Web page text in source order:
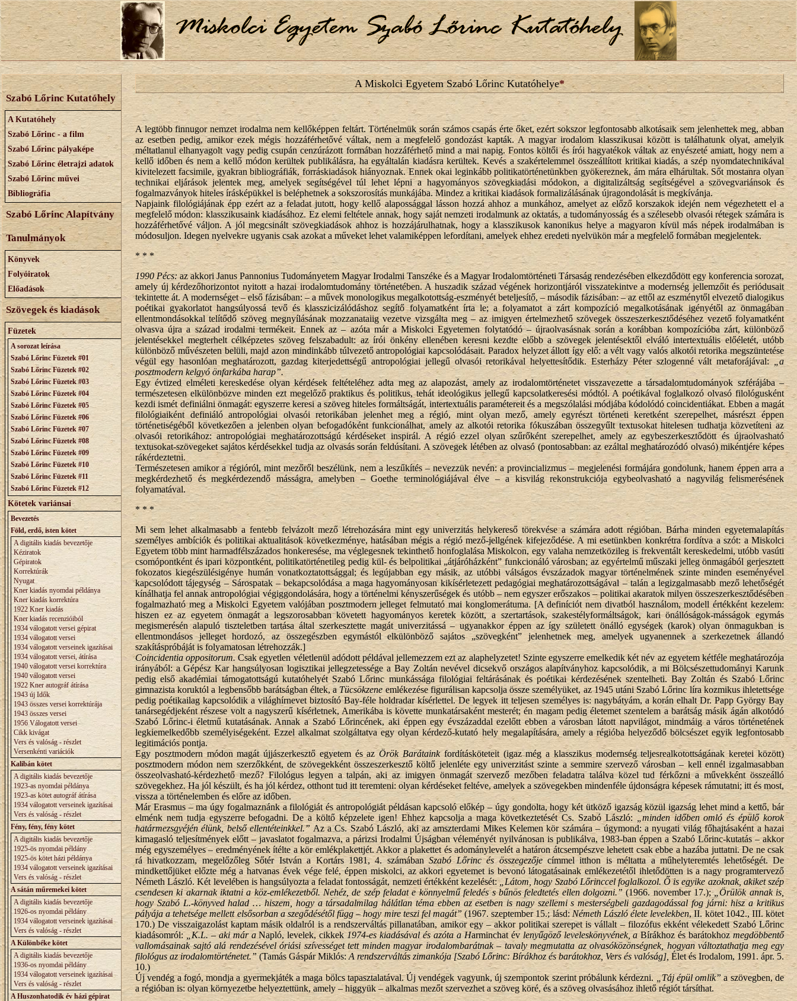
Szabó Lőrinc Kutatóhely
A Kutatóhely
Szabó Lőrinc - a film
Szabó Lőrinc pályaképe
Szabó Lőrinc életrajzi adatok
Szabó Lőrinc művei
Bibliográfia
Szabó Lőrinc Alapítvány
Tanulmányok
Könyvek
Folyóiratok
Előadások
Szövegek és kiadások
Füzetek
A sorozat leírása
Szabó Lőrinc Füzetek #01
Szabó Lőrinc Füzetek #02
Szabó Lőrinc Füzetek #03
Szabó Lőrinc Füzetek #04
Szabó Lőrinc Füzetek #05
Szabó Lőrinc Füzetek #06
Szabó Lőrinc Füzetek #07
Szabó Lőrinc Füzetek #08
Szabó Lőrinc Füzetek #09
Szabó Lőrinc Füzetek #10
Szabó Lőrinc Füzetek #11
Szabó Lőrinc Füzetek #12
Kötetek variánsai
Bevezetés
Föld, erdő, isten kötet
A digitális kiadás bevezetője
Kéziratok
Gépiratok
Korrektúrák
Nyugat
Kner kiadás nyomdai példánya
Kner kiadás korrektúra
1922 Kner kiadás
Kner kiadás recenzióiból
1934 válogatott versei gépirat
1934 válogatott versei
1934 válogatott verseinek igazításai
1934 válogatott versei, átírása
1940 válogatott versei korrektúra
1940 válogatott versei
1922 Kner autográf átírása
1943 új Idők
1943 összes versei korrektúrája
1943 összes versei
1956 Válogatott versei
Cikk kivágat
Vers és valóság - részlet
Versenkénti variációk
Kalibán kötet
A digitális kiadás bevezetője
1923-as nyomdai példánya
1923-as kötet autográf átírása
1934 válogatott verseinek igazításai
Vers és valóság - részlet
Fény, fény, fény kötet
A digitális kiadás bevezetője
1925-ös nyomdai példány
1925-ös kötet házi példánya
1934 válogatott verseinek igazításai
Vers és valóság - részlet
A sátán műremekei kötet
A digitális kiadás bevezetője
1926-os nyomdai példány
1934 válogatott verseinek igazításai
Vers és valóság - részlet
A Különbéke kötet
A digitális kiadás bevezetője
1936-os nyomdai példány
1934 válogatott verseinek igazításai
Vers és valóság - részlet
A Huszonhatodik év házi gépirat
A Miskolci Egyetem Szabó Lőrinc Kutatóhelye*
A legtöbb finnugor nemzet irodalma nem kellőképpen feltárt. Történelmük során számos csapás érte őket, ezért sokszor legfontosabb alkotásaik sem jelenhettek meg, abban
az esetben pedig, amikor ezek mégis hozzáférhetővé váltak, nem a megfelelő gondozást kapták. A magyar irodalom klasszikusai között is találhatunk olyat, amelyik
méltatlanul elhanyagolt vagy pedig csupán cenzúrázott formában hozzáférhető mind a mai napig. Fontos költői és írói hagyatékok váltak az enyészeté amiatt, hogy nem a
kellő időben és nem a kellő módon kerültek publikálásra, ha egyáltalán kiadásra kerültek. Kevés a szakértelemmel összeállított kritikai kiadás, a szép nyomdatechnikával
kivitelezett facsimile, gyakran bibliográfiák, forráskiadások hiányoznak. Ennek okai leginkább politikatörténetünkben gyökereznek, ám mára elhárultak. Sőt mostanra olyan
technikai eljárások jelentek meg, amelyek segítségével túl lehet lépni a hagyományos szövegkiadási módokon, a digitalizáltság segítségével a szövegvariánsok és
fogalmazványok hiteles írásképükkel is beléphetnek a sokszorosítás munkájába. Mindez a kritikai kiadások formalizálásának újragondolását is megkívánja.
Napjaink filológiájának épp ezért az a feladat jutott, hogy kellő alapossággal lásson hozzá ahhoz a munkához, amelyet az előző korszakok idején nem végezhetett el a
megfelelő módon: klasszikusaink kiadásához. Ez elemi feltétele annak, hogy saját nemzeti irodalmunk az oktatás, a tudományosság és a szélesebb olvasói rétegek számára is
hozzáférhetővé váljon. A jól megcsinált szövegkiadások ahhoz is hozzájárulhatnak, hogy a klasszikusok kanonikus helye a magyaron kívül más népek irodalmában is
módosuljon. Idegen nyelvekre ugyanis csak azokat a műveket lehet valamiképpen lefordítani, amelyek ehhez eredeti nyelvükön már a megfelelő formában megjelentek.
* * *
1990 Pécs:az akkori Janus Pannonius Tudományetem Magyar Irodalmi Tanszéke és a Magyar Irodalomtörténeti Társaság rendezésében elkezdődött egy konferencia sorozat,
amely új kérdezőhorizontot nyitott a hazai irodalomtudomány történetében. A huszadik század végének horizontjáról visszatekintve a modernség jellemzőit és periódusait
tekintette át. A modernséget – első fázisában: – a művek monologikus megalkotottság-eszményét beteljesítő, – második fázisában: – az ettől az eszménytől elvezető dialogikus
poétikai gyakorlatot hangsúlyossá tevő és klasszicizálódáshoz segítő folyamatként írta le; a folyamatot a zárt kompozíció megalkotásának igényétől az önmagában
ellentmondásokkal telítődő szöveg megnyílásának mozzanataiig vezetve vizsgálta meg – az imigyen értelmezhető szövegek összeszerkesztődéséhez vezető folyamatként
olvasva újra a század irodalmi termékeit. Ennek az – azóta már a Miskolci Egyetemen folytatódó – újraolvasásnak során a korábban kompozícióba zárt, különböző
jelentésekkel megterhelt célképzetes szöveg felszabadult: az írói önkény ellenében keresni kezdte előbb a szövegek jelentésektől elváló intertextuális előéletét, utóbb
különböző művészeten belüli, majd azon mindinkább túlvezető antropológiai kapcsolódásait. Paradox helyzet állott így elő: a vélt vagy valós alkotói retorika megszüntetése
végül egy hasonlóan meghatározott, gazdag kiterjedettségű antropológiai jellegű olvasói retorikával helyettesítődik. Esterházy Péter szlogenné vált metaforájával: „a
posztmodern kelgyó önfarkába harap”.
Egy évtized elméleti kereskedése olyan kérdések feltételéhez adta meg az alapozást, amely az irodalomtörténetet visszavezette a társadalomtudományok szférájába –
természetesen elkülönbözve minden ezt megelőző praktikus és politikus, tehát ideológikus jellegű kapcsolatkeresési módtól. A poétikával foglalkozó olvasó filológusként
kezdi ismét definiálni önmagát: egyszerre keresi a szöveg hiteles formáltságát, intertextuális paramétereit és a megszólalási módjába kódolódó coincidentiákat. Ebben a magát
filológiaiként definiáló antropológiai olvasói retorikában jelenhet meg a régió, mint olyan mező, amely egyrészt történeti keretként szerepelhet, másrészt éppen
történetiségéből következően a jelenben olyan befogadóként funkcionálhat, amely az alkotói retorika fókuszában összegyűlt textusokat hitelesen tudhatja közvetíteni az
olvasói retorikához: antropológiai meghatározottságú kérdéseket inspirál. A régió ezzel olyan szűrőként szerepelhet, amely az egybeszerkesztődött és újraolvasható
textusokat-szövegeket sajátos kérdésekkel tudja az olvasás során feldúsítani. A szövegek létében az olvasó (pontosabban: az ezáltal meghatározódó olvasó) mikéntjére képes
rákérdeztetni.
Természetesen amikor a régióról, mint mezőről beszélünk, nem a leszűkítés – nevezzük nevén: a provincializmus – megjelenési formájára gondolunk, hanem éppen arra a
megkérdezhető és megkérdezendő másságra, amelyben – Goethe terminológiájával élve – a kisvilág rekonstrukciója egybeolvasható a nagyvilág felismerésének
folyamatával.
* * *
Mi sem lehet alkalmasabb a fentebb felvázolt mező létrehozására mint egy univerzitás helykereső törekvése a számára adott régióban. Bárha minden egyetemalapítás
személyes ambíciók és politikai aktualitások következménye, hatásában mégis a régió mező-jellgének kifejeződése. A mi esetünkben konkrétra fordítva a szót: a Miskolci
Egyetem több mint harmadfélszázados honkeresése, ma véglegesnek tekinthető honfoglalása Miskolcon, egy valaha nemzetközileg is frekventált kereskedelmi, utóbb vasúti
csomópontként és ipari központként, politikatörténetileg pedig kül- és belpolitikai „átjáróházként” funkcionáló városban; az egyértelmű műszaki jelleg önmagából gerjesztett
fokozatos kiegészülésigénye humán vonatkoztatottsággal; és legújabban egy másik, az utóbbi válságos évszázadok magyar történelmének szinte minden eseményével
kapcsolódott tájegység – Sárospatak – bekapcsolódása a maga hagyományosan kikísérletezett pedagógiai meghatározottságával – talán a legizgalmasabb mező lehetőségét
kínálhatja fel annak antropológiai végiggondolására, hogy a történelmi kényszerűségek és utóbb – nem egyszer erőszakos – politikai akaratok milyen összeszerkesztődésében
fogalmazható meg a Miskolci Egyetem valójában posztmodern jelleget felmutató mai konglomerátuma. [A definíciót nem divatból használom, modell értékként kezelem:
hiszen ez az egyetem önmagát a legszorosabban követett hagyományos keretek között, a szertartások, szakestélyformáltságok, kari önállóságok-másságok egymás
megismerésén alapuló tiszteletben tartása által szerkesztette magát univerzitássá – ugyanakkor éppen az így született önálló egységek (karok) olyan önmagukban is
ellentmondásos jelleget hordozó, az összegészben egymástól elkülönböző sajátos „szövegként” jelenhetnek meg, amelyek ugyanennek a szerkezetnek állandó
szakításpróbáját is folyamatosan létrehozzák.]
Coincidentia oppositorum.Csak egyetlen véletlenül adódott példával jellemezzem ezt az alaphelyzetet! Szinte egyszerre emelkedik két név az egyetem kétféle meghatározója
irányából: a Gépész Kar hangsúlyosan logisztikai jellegzetessége a Bay Zoltán nevével dicsekvő országos alapítványhoz kapcsolódik, a mi Bölcsészettudományi Karunk
pedig első akadémiai támogatottságú kutatóhelyét Szabó Lőrinc munkássága filológiai feltárásának és poétikai kérdezésének szentelheti. Bay Zoltán és Szabó Lőrinc
gimnazista koruktól a legbensőbb barátságban éltek, a Tücsökzene emlékezése figurálisan kapcsolja össze személyüket, az 1945 utáni Szabó Lőrinc líra kozmikus ihletettsége
pedig poétikailag kapcsolódik a világhírnevet biztosító Bay-féle holdradar kísérlettel. De legyek itt teljesen személyes is: nagybátyám, a korán elhalt Dr. Papp György Bay
tanársegédjeként részese volt a nagyszerű kísérletnek, Amerikába is követte munkatársaként mesterét; én magam pedig életemet szentelem a barátság másik ágán alkotódó
Szabó Lőrinc-i életmű kutatásának. Annak a Szabó Lőrincének, aki éppen egy évszázaddal ezelőtt ebben a városban látott napvilágot, mindmáig a város történetének
legkiemelkedőbb személyiségeként. Ezzel alkalmat szolgáltatva egy olyan kérdező-kutató hely megalapítására, amely a régióba helyeződő bölcsészet egyik legfontosabb
legitimációs pontja.
Egy posztmodern módon magát újjászerkesztő egyetem és azÖrök Barátainkfordításköteteit (igaz még a klasszikus modernség teljesrealkotottságának keretei között)
posztmodern módon nem szerzőkként, de szövegekként összeszerkesztő költő jelenléte egy univerzitást szinte a semmire szervező városban – kell ennél izgalmasabban
összeolvasható-kérdezhető mező? Filológus legyen a talpán, aki az imigyen önmagát szervező mezőben feladatra találva közel tud férkőzni a művekként összeálló
szövegekhez. Ha jól készült, és ha jól kérdez, otthont tud itt teremteni: olyan kérdéseket feltéve, amelyek a szövegekben mindenféle újdonságra képesek rámutatni; itt és most,
vissza a történelemben és előre az időben.
Már Erasmus – ma úgy fogalmaznánk a filológiát és antropológiát példásan kapcsoló előkép – úgy gondolta, hogy két ütköző igazság közül igazság lehet mind a kettő, bár
elménk nem tudja egyszerre befogadni. De a költő képzelete igen! Ehhez kapcsolja a maga következtetését Cs. Szabó László:
„minden időben omló és épülő korok
határmezsgyéjén élünk, belső ellentéteinkkel.” Az a Cs. Szabó László, aki az amszterdami Mikes Kelemen kör számára – úgymond: a nyugati világ főhajtásaként a hazai
kimagasló teljesítmények előtt – javaslatot fogalmazva, a párizsi Irodalmi Újságban véleményét nyilvánosan is publikálva, 1983-ban éppen a Szabó Lőrinc-kutatás – akkor
még egyszemélyes – eredményének ítélte a kör emlékplakettjét. Akkor a plakettet és adománylevelét a határon átcsempészve lehetett csak ebbe a hazába juttatni. De ne csak
rá hivatkozzam, megelőzőleg Sőtér István a Kortárs 1981, 4. számábanSzabó Lőrinc és összegezőjecímmel itthon is méltatta a műhelyteremtés lehetőségét. De
mindkettőjüket előzte még a hatvanas évek vége felé, éppen miskolci, az akkori egyetemet is bevonó látogatásainak emlékezetétől ihletődötten is a nagy programtervező
Németh László. Két levelében is hangsúlyozta a feladat fontosságát, nemzeti értékként kezelését:„Látom, hogy Szabó Lőrinccel foglalkozol. Ő is egyike azoknak, akiket szép
csendesen ki akarnak iktatni a köz-emlékezetből. Nehéz, de szép feladat e könnyelmű feledés s bűnös feledtetés ellen dolgozni.” (1966. november 17.);„Örülök annak is,
hogy Szabó L.-könyved halad … hiszem, hogy a társadalmilag hálátlan téma ebben az esetben is nagy szellemi s mesterségbeli gazdagodással fog járni: hisz a kritikus
pályája a tehetsége mellett elsősorban a szegődésétől függ – hogy mire teszi fel magát” (1967. szeptember 15.; lásd: Németh László élete levelekben, II. kötet 1042., III. kötet
170.) De visszaigazolást kaptam másik oldalról is a rendszerváltás pillanatában, amikor egy – akkor politikai szerepet is vállalt – filozófus ekként vélekedett Szabó Lőrinc
kiadásomról:
„K.L. – aki már aNapló, levelek, cikkek1974-es kiadásával és azóta a Harminchat évlenyűgöző leveleskönyvének, aBírákhoz és barátokhozmegdöbbentő
vallomásainak sajtó alá rendezésével óriási szívességet tett minden magyar irodalombarátnak – tavaly megmutatta az olvasóközönségnek, hogyan változtathatja meg egy
filológus az irodalomtörténetet.”(Tamás Gáspár Miklós: A rendszerváltás zimankója [Szabó Lőrinc: Bírákhoz és barátokhoz, Vers és valóság], Élet és Irodalom, 1991. ápr. 5.
10.)
Új vendég a fogó, mondja a gyermekjáték a maga bölcs tapasztalatával. Új vendégek vagyunk, új szempontok szerint próbálunk kérdezni. „Táj épül omlik”a szövegben, de
a régióban is: olyan környezetbe helyeztettünk, amely – higgyük – alkalmas mezőt szervezhet a szöveg köré, és a szöveg olvasásához ihlető régiót társíthat.